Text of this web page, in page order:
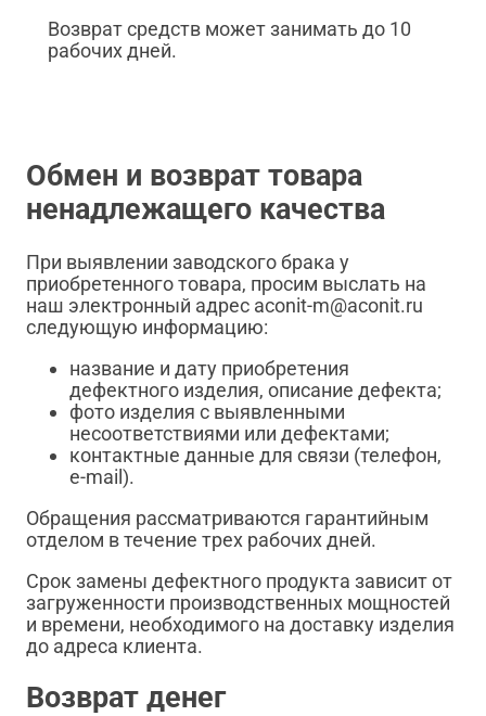
Возврат средств может занимать до 10
рабочих дней.
Обмен и возврат товара
ненадлежащего качества
При выявлении заводского брака у
приобретенного товара, просим выслать на
наш электронный адрес aconit-m@aconit.ru
следующую информацию:
название и дату приобретения
дефектного изделия, описание дефекта;
фото изделия с выявленными
несоответствиями или дефектами;
контактные данные для связи (телефон,
e-mail).
Обращения рассматриваются гарантийным
отделом в течение трех рабочих дней.
Срок замены дефектного продукта зависит от
загруженности производственных мощностей
и времени, необходимого на доставку изделия
до адреса клиента.
Возврат денег